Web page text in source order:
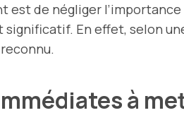
est de négliger
significatif. En effet, selon
à